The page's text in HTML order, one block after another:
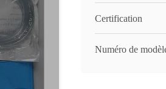
Certification
Numéro de